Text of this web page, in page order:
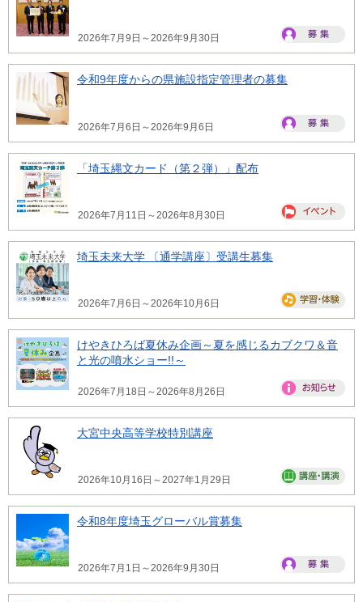
2026年7月9日～2026年9月30日
令和9年度からの県施設指定管理者の募集
2026年7月6日～2026年9月6日
「埼玉縄文カード（第２弾）」配布
2026年7月11日～2026年8月30日
埼玉未来大学 〔通学講座〕受講生募集
2026年7月6日～2026年10月6日
けやきひろば夏休み企画～夏を感じるカブクワ＆音
と光の噴水ショー!!～
2026年7月18日～2026年8月26日
大宮中央高等学校特別講座
2026年10月16日～2027年1月29日
令和8年度埼玉グローバル賞募集
2026年7月1日～2026年9月30日